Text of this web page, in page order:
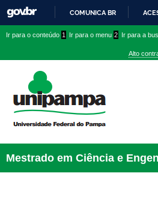
PARA
COMUNICA BR
conteúdo
menu
superior
menu
Ir para o conteúdo 1 Ir para o menu 2 Ir para a
Alto